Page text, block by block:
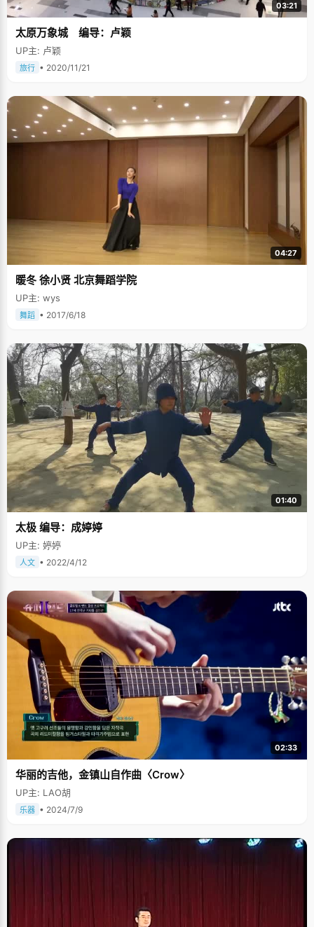
03:21
太原万象城 编导：卢颖
UP主: 卢颖
旅行 • 2020/11/21
04:27
暖冬 徐小贤 北京舞蹈学院
UP主: wys
舞蹈 • 2017/6/18
01:40
太极 编导：成婷婷
UP主: 婷婷
人文 • 2022/4/12
02:33
华丽的吉他，金镇山自作曲〈Crow〉
UP主: LAO胡
乐器 • 2024/7/9